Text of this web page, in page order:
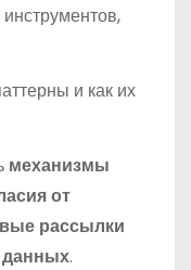
и как их
механизмы
от
рассылки
данных.